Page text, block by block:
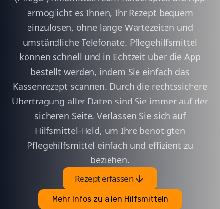
ermöglicht es Ihnen, Ihr Rezept bequem
einzulösen, ohne lange Wartezeiten und
umständliche Telefonate. Pflegehilfsmittel
können schnell und in Echtzeit über die App
bestellt werden, indem Sie einfach das
Kassenrezept scannen. Durch die rechtssichere
Übertragung aller Daten sind Sie immer auf der
sicheren Seite. Verlassen Sie sich auf
Hilfsmittel-Held, um Ihre benötigten
Pflegehilfsmittel einfach und effizient zu
beziehen.
Rezept erfassenarrow_downward
Mehr Infos zu allen Hilfsmitteln